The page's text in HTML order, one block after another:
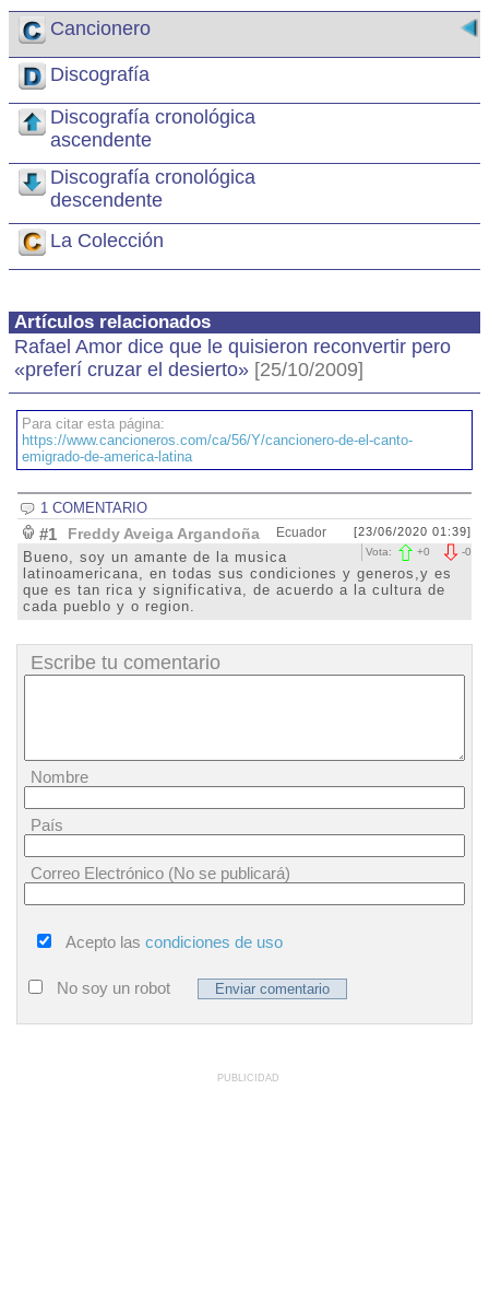
Cancionero
Discografía
Discografía cronológica
ascendente
Discografía cronológica
descendente
La Colección
Artículos relacionados
Rafael Amor dice que le quisieron reconvertir pero
«preferí cruzar el desierto» [25/10/2009]
Para citar esta página:
https://www.cancioneros.com/ca/56/Y/cancionero-de-el-canto-
emigrado-de-america-latina
1 COMENTARIO
#1 Freddy Aveiga Argandoña Ecuador [23/06/2020 01:39]
-0
Vota: +0
Bueno, soy un amante de la musica
latinoamericana, en todas sus condiciones y generos,y es
que es tan rica y significativa, de acuerdo a la cultura de
cada pueblo y o region.
Escribe tu comentario
Nombre
País
Correo Electrónico (No se publicará)
Acepto las condiciones de uso
No soy un robot
PUBLICIDAD